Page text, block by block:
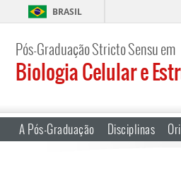
BRASIL
Pós-Graduação Stricto Sensu em
Biologia Celular e
A Pós-Graduação Disciplinas